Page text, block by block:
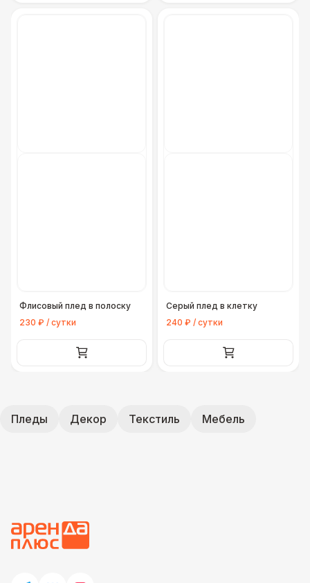
Флисовый плед в полоску
230 ₽ / сутки
Серый плед в клетку
240 ₽ / сутки
Пледы Декор Текстиль Мебель